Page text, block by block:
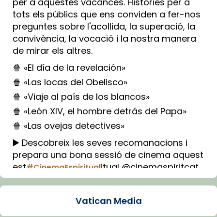
tots els públics que ens conviden a fer-nos
preguntes sobre l'acollida, la superació, la
convivència, la vocació i la nostra manera
de mirar els altres.
🍿 «El día de la revelación»
🍿 «Las locas del Obelisco»
🍿 «Viaje al país de los blancos»
🍿 «León XIV, el hombre detrás del Papa»
🍿 «Las ovejas detectives»
▶️ Descobreix les seves recomanacions i
prepara una bona sessió de cinema aquest
est#CinemaEspiritualitual @cinemaspiritcat
Imatge: Generada amb IA (OpenAI)
Vatican Media